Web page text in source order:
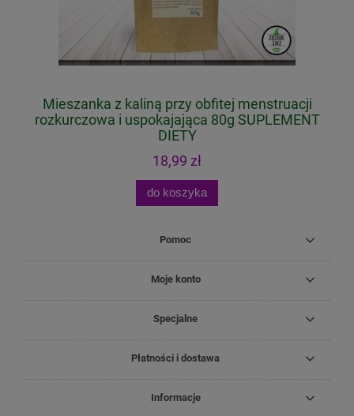
Mieszanka z kaliną przy obfitej menstruacji
rozkurczowa i uspokajająca 80g SUPLEMENT
DIETY
18,99 zł
do koszyka
Pomoc
Moje konto
Specjalne
Płatności i dostawa
Informacje